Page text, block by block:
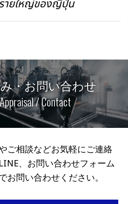
ายใหญ่ของญี่ปุ่น
・お問い合わせ
/ Contact
ご相談などお気軽にご連絡
、お問い合わせフォーム
お問い合わせください。